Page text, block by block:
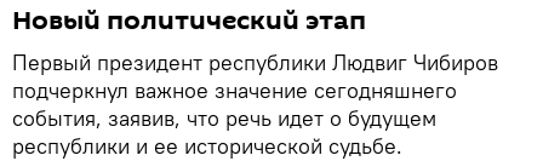
Новый политический этап
Первый президент республики Людвиг Чибиров
подчеркнул важное значение сегодняшнего
события, заявив, что речь идет о будущем
республики и ее исторической судьбе.